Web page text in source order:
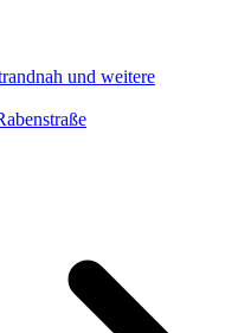
und weitere